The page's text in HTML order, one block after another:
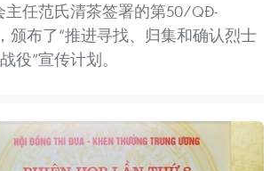
主任范氏清茶签署的第50/QĐ-
颁布了“推进寻找、归集和确认烈士
役”宣传计划。